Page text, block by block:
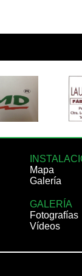
Mapa
Galería
GALERÍA
Fotografías
Vídeos